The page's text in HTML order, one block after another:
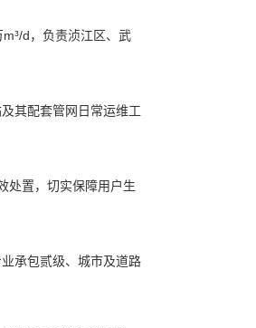
d，负责浈江区、武
其配套管网日常运维工
处置，切实保障用户生
承包贰级、城市及道路